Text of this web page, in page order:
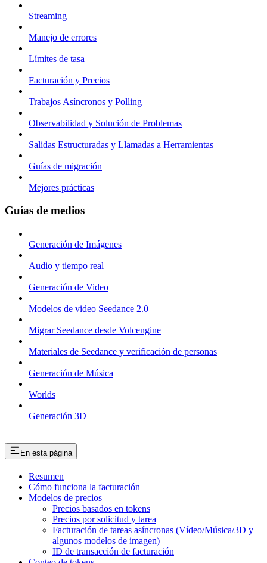
Streaming
Manejo de errores
Límites de tasa
Facturación y Precios
Trabajos Asíncronos y Polling
Observabilidad y Solución de Problemas
Salidas Estructuradas y Llamadas a Herramientas
Guías de migración
Mejores prácticas
Guías de medios
Generación de Imágenes
Audio y tiempo real
Generación de Video
Modelos de video Seedance 2.0
Migrar Seedance desde Volcengine
Materiales de Seedance y verificación de personas
Generación de Música
Worlds
Generación 3D
En esta página
Resumen
Cómo funciona la facturación
Modelos de precios
Precios basados en tokens
Precios por solicitud y tarea
Facturación de tareas asíncronas (Vídeo/Música/3D y
algunos modelos de imagen)
ID de transacción de facturación